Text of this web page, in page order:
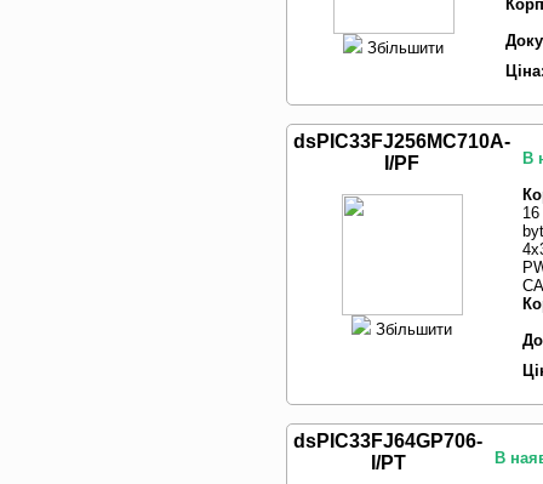
Збільшити
dsPIC33FJ256MC710A-
I/PF
Збільшити
В
dsPIC33FJ64GP706-
I/PT
В